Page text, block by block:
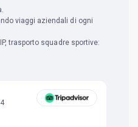
viaggi aziendali di ogni
trasporto squadre sportive: